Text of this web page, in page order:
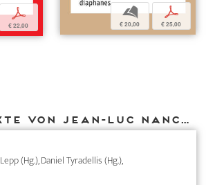
p
€ 22,00
b
€ 20,00
p
€ 25,00
Weitere Texte von Jean-Luc Nancy bei DIAPHANES
(Hg.), Daniel Tyradellis (Hg.),